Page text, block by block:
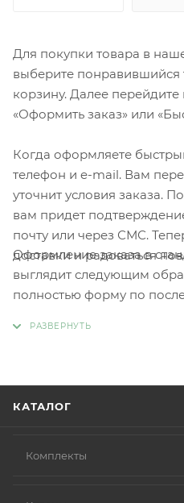
Для покупки товара в
выберите понравившийся
корзину. Далее
«Оформить заказ» или
Когда оформляете
телефон и e-mail. Вам
уточнит условия заказа.
вам придет
почту или через СМС.
доставки и радоваться
Оформление заказа в
выглядит следующим
полностью форму по
КАТАЛОГ
Комплекты